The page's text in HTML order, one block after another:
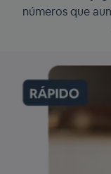
números que